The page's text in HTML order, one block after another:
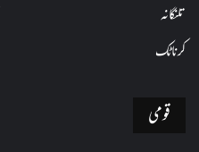
تلنگانہ
کرناٹک
قومی